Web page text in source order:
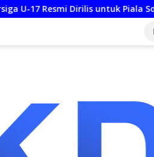
Dirilis untuk Piala Soeratin 2026